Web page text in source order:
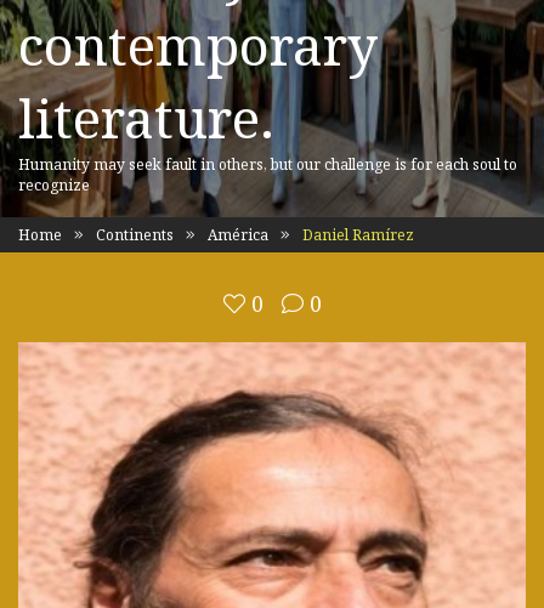
contemporary
literature.
Humanity may seek fault in others, but our challenge is for each soul to
recognize
Home Continents América Daniel Ramírez
0 0